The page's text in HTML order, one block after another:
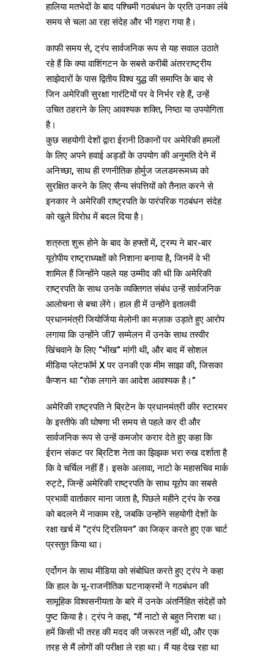
हालिया मतभेदों के बाद पश्चिमी गठबंधन के प्रति उनका लंबे
समय से चला आ रहा संदेह और भी गहरा गया है।
काफी समय से, ट्रंप सार्वजनिक रूप से यह सवाल उठाते
रहे हैं कि क्या वाशिंगटन के सबसे करीबी अंतरराष्ट्रीय
साझेदारों के पास द्वितीय विश्व युद्ध की समाप्ति के बाद से
जिन अमेरिकी सुरक्षा गारंटियों पर वे निर्भर रहे हैं, उन्हें
उचित ठहराने के लिए आवश्यक शक्ति, निष्ठा या उपयोगिता
है।
कुछ सहयोगी देशों द्वारा ईरानी ठिकानों पर अमेरिकी हमलों
के लिए अपने हवाई अड्डों के उपयोग की अनुमति देने में
अनिच्छा, साथ ही रणनीतिक होर्मुज जलडमरूमध्य को
सुरक्षित करने के लिए सैन्य संपत्तियों को तैनात करने से
इनकार ने अमेरिकी राष्ट्रपति के पारंपरिक गठबंधन संदेह
को खुले विरोध में बदल दिया है।
शत्रुता शुरू होने के बाद के हफ्तों में, ट्रम्प ने बार-बार
यूरोपीय राष्ट्राध्यक्षों को निशाना बनाया है, जिनमें वे भी
शामिल हैं जिन्होंने पहले यह उम्मीद की थी कि अमेरिकी
राष्ट्रपति के साथ उनके व्यक्तिगत संबंध उन्हें सार्वजनिक
आलोचना से बचा लेंगे। हाल ही में उन्होंने इतालवी
प्रधानमंत्री जियोर्जिया मेलोनी का मज़ाक उड़ाते हुए आरोप
लगाया कि उन्होंने जी7 सम्मेलन में उनके साथ तस्वीर
खिंचवाने के लिए “भीख” मांगी थी, और बाद में सोशल
मीडिया प्लेटफॉर्म X पर उनकी एक मीम साझा की, जिसका
कैप्शन था “रोक लगाने का आदेश आवश्यक है।”
अमेरिकी राष्ट्रपति ने ब्रिटेन के प्रधानमंत्री कीर स्टारमर
के इस्तीफे की घोषणा भी समय से पहले कर दी और
सार्वजनिक रूप से उन्हें कमजोर करार देते हुए कहा कि
ईरान संकट पर ब्रिटिश नेता का झिझक भरा रुख दर्शाता है
कि वे चर्चिल नहीं हैं। इसके अलावा, नाटो के महासचिव मार्क
रुट्टे, जिन्हें अमेरिकी राष्ट्रपति के साथ यूरोप का सबसे
प्रभावी वार्ताकार माना जाता है, पिछले महीने ट्रंप के रुख
को बदलने में नाकाम रहे, जबकि उन्होंने सहयोगी देशों के
रक्षा खर्च में “ट्रंप ट्रिलियन” का जिक्र करते हुए एक चार्ट
प्रस्तुत किया था।
एर्दोगन के साथ मीडिया को संबोधित करते हुए ट्रंप ने कहा
कि हाल के भू-राजनीतिक घटनाक्रमों ने गठबंधन की
सामूहिक विश्वसनीयता के बारे में उनके अंतर्निहित संदेहों को
पुष्ट किया है। ट्रंप ने कहा, “मैं नाटो से बहुत निराश था।
हमें किसी भी तरह की मदद की जरूरत नहीं थी, और एक
तरह से मैं लोगों की परीक्षा ले रहा था। मैं यह देख रहा था